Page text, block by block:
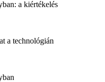
a kiértékelés
a technológián